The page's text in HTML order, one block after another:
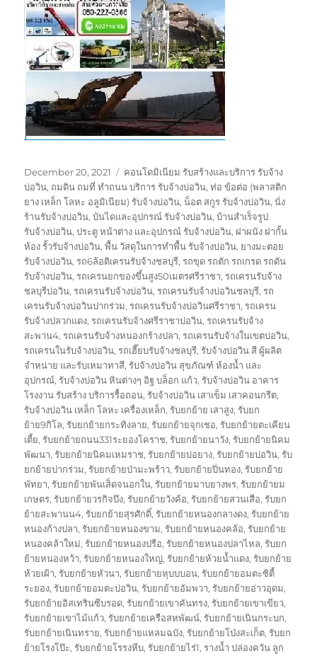
Posted
on
December 20, 2021 Tags
คอนโดมิเนียม รับสร้างและบริการ รับจ้าง
บ่อวิน, ถมดิน ถมที่ ทำถนน บริการ รับจ้างบ่อวิน,ท่อ ข้อต่อ (พลาสติก
ยาง เหล็ก โลหะ อลูมิเนียม) รับจ้างบ่อวิน,น็อต สกูร รับจ้างบ่อวิน,นั่ง
ร้านรับจ้างบ่อวิน,บันไดและอุปกรณ์ รับจ้างบ่อวิน,บ้านสำเร็จรูป
รับจ้างบ่อวิน,ประตู หน้าต่าง และอุปกรณ์ รับจ้างบ่อวิน, ฝาผนัง ฝากั้น
ห้อง รั้วรับจ้างบ่อวิน,พื้น วัสดุในการทำพื้น รับจ้างบ่อวิน, ยางมะตอย
รับจ้างบ่อวิน,รถ6ล้อติเครนรับจ้างชลบุรี,รถขุด รถตัก รถเกรด รถดัน
รับจ้างบ่อวิน,รถเครนยกของขึ้นสูง50เมตรศรีราชา,รถเครนรับจ้าง
ชลบุรีบ่อวิน,รถเครนรับจ้างบ่อวิน,รถเครนรับจ้างบ่อวินชลบุรี,รถ
เครนรับจ้างบ่อวินปากร่วม,รถเครนรับจ้างบ่อวินศรีราชา,รถเครน
รับจ้างปลวกแดง,รถเครนรับจ้างศรีราชาบ่อวิน,รถเครนรับจ้าง
สะพาน4,รถเครนรับจ้างหนองกร้างปลา,รถเครนรับจ้างในเขตบ่อวิน,
รถเครนในรับจ้างบ่อวิน,รถเฮี๊ยบรับจ้างชลบุรี,รับจ้างบ่อวิน สี ผู้ผลิต
จำหน่าย และรับเหมาทาสี,รับจ้างบ่อวิน สุขภัณฑ์ ห้องน้ำ และ
อุปกรณ์,รับจ้างบ่อวิน หินต่างๆ อิฐ บล็อก แก้ว,รับจ้างบ่อวิน อาคาร
โรงงาน รับสร้าง บริการรื้อถอน,รับจ้างบ่อวิน เสาเข็ม เสาคอนกรีต,
รับจ้างบ่อวิน เหล็ก โลหะ เครื่องเหล็ก,รับยกย้าย เสาสูง,รับยก
ย้าย9กิโล,รับยกย้ายกระทิงลาย,รับยกย้ายจุกเชอ,รับยกย้ายตะเคียน
เตี้ย,รับยกย้ายถนน331ระยองโคราช,รับยกย้ายนาวัง,รับยกย้ายนิคม
พัฒนา,รับยกย้ายนิคมเหมราช,รับยกย้ายบ่อยาง,รับยกย้ายบ่อวิน,รับ
ยกย้ายปากร่วม,รับยกย้ายป่ามะพร้าว,รับยกย้ายปิ่นทอง,รับยกย้าย
พัทยา,รับยกย้ายพันเส็ดจนอกใน,รับยกย้ายมาบยางพร,รับยกย้ายม
เกษตร,รับยกย้ายวรกิจบึง,รับยกย้ายวังค้อ,รับยกย้ายสวนเสือ,รับยก
ย้ายสะพานน4,รับยกย้ายสุรศักดิ์,รับยกย้ายหนองกลางดง,รับยกย้าย
หนองก้างปลา,รับยกย้ายหนองขาม,รับยกย้ายหนองคล้อ,รับยกย้าย
หนองคล้าใหม่,รับยกย้ายหนองปรือ,รับยกย้ายหนองปลาไหล,รับยก
ย้ายหนองหว้า,รับยกย้ายหนองใหญ่,รับยกย้ายห้วยน้ำแดง,รับยกย้าย
ห้วยเฝ้า,รับยกย้ายหัวนา,รับยกย้ายหุบบบอน,รับยกย้ายอมตะซิตี้
ระยอง,รับยกย้ายอมตะบ่อวิน,รับยกย้ายอัมพวา,รับยกย้ายอ่าวอุดม,
รับยกย้ายอิสเทรินซีบรอด,รับยกย้ายเขาคันทรง,รับยกย้ายเขาเขียว,
รับยกย้ายเขาไม้แก้ว,รับยกย้ายเครือสหพัฒน์,รับยกย้ายเนินกระบก,
รับยกย้ายเนินทราย,รับยกย้ายแหลมฉบัง,รับยกย้ายโป่งสะเก็ต,รับยก
ย้ายโรงโป๊ะ,รับยกย้ายโรรงหีบ,รับยกย้ายไร่1,รางน้ำ ปล่องควัน ลูก